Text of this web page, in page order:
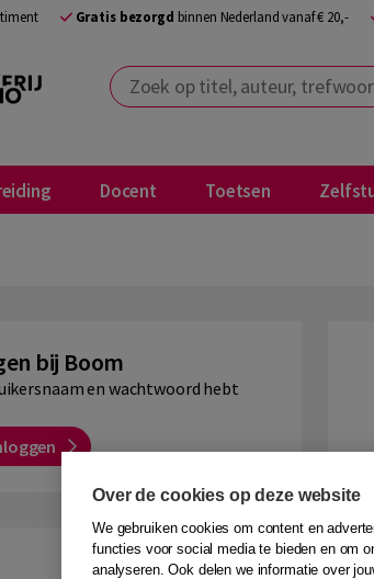
Gratis bezorgd binnen Nederland vanaf € 20,-
Zoek op titel, auteur, trefwoord of
Docent Toetsen
bij Boom
en wachtwoord hebt
Over de cookies op deze website
We gebruiken cookies om content en
functies voor social media te bieden en om
analyseren. Ook delen we informatie over